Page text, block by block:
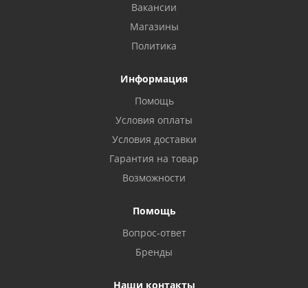
Вакансии
Магазины
Политика
Информация
Помощь
Условия оплаты
Условия доставки
Гарантия на товар
Возможности
Помощь
Вопрос-ответ
Бренды
Наши контакты